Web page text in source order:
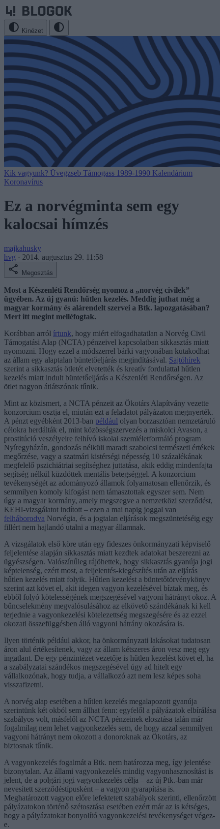
Kinézet
Kik vagyunk? Üvegzseb Támogass 1989-1990 Kalendárium
Koronavírus
Ez a norvégminta sem egy
kalocsai hímzés
majkahusky
hvg · 2014. augusztus 29. 11:58
Megosztás
Most a Készenléti Rendőrség nyomoz a „norvég civilek”
ügyében. Az új gyanú: hűtlen kezelés. Meddig juthat még a
magyar kormány és alárendelt szervei a Btk. lapozgatásában?
Mert itt megint melléfogtak.
Korábban arról írtunk, hogy miért elfogadhatatlan a Norvég Civil
Támogatási Alap (NCTA) pénzeivel kapcsolatban sikkasztás miatt
nyomozni. Hogy ezzel a módszerrel bárki vagyonában kutakodhat
az állam egy alaptalan büntetőeljárás megindításával. Sajtóhírek
szerint a sikkasztás ötletét elvetették és kreatív fordulattal hűtlen
kezelés miatt indult büntetőeljárás a Készenléti Rendőrségen. Az
ötlet nagyon átlátszónak tűnik.
Mint az közismert, a NCTA pénzeit az Ökotárs Alapítvány vezette
konzorcium osztja el, miután ezt a feladatot pályázaton megnyerték.
A pénzt egyébként 2013-ban például olyan borzasztóan nemzetáruló
célokra herdálták el, mint közösségszervezés a miskolci Avason, a
prostitúció veszélyeire felhívó iskolai szemléletformáló program
Nyíregyházán, gondozás nélküli maradt szabolcsi természeti értékek
megőrzése, vagy a szatmári kistérségi népesség 10 százalékának
megfelelő pszichiátriai segítséghez juttatása, akik eddig mindenfajta
segítség nélkül küzdöttek mentális betegséggel. A konzorcium
tevékenységét az adományozó államok folyamatosan ellenőrzik, és
semmilyen komoly kifogást nem támasztottak egyszer sem. Nem
úgy a magyar kormány, amely megszegve a nemzetközi szerződést,
KEHI-vizsgálatot indított – ezen a mai napig joggal van
felháborodva Norvégia, és a jogtalan eljárások megszüntetéséig egy
fillért nem hajlandó utalni a magyar államnak.
A vizsgálatok első köre után egy fideszes önkormányzati képviselő
feljelentése alapján sikkasztás miatt kezdtek adatokat beszerezni az
ügyészségen. Valószínűleg rájöhettek, hogy sikkasztás gyanúja jogi
képtelenség, ezért most, a feljelentés-kiegészítés után az eljárás
hűtlen kezelés miatt folyik. Hűtlen kezelést a büntetőtörvénykönyv
szerint azt követ el, akit idegen vagyon kezelésével bíztak meg, és
ebből folyó kötelességének megszegésével vagyoni hátrányt okoz. A
bűncselekmény megvalósulásához az elkövető szándékának ki kell
terjednie a vagyonkezelési kötelezettség megszegésére és az ezzel
okozati összefüggésben álló vagyoni hátrány okozására is.
Ilyen történik például akkor, ha önkormányzati lakásokat tudatosan
áron alul értékesítenek, vagy az állam kétszeres áron vesz meg egy
ingatlant. De egy pénzintézet vezetője is hűtlen kezelést követ el, ha
a szabályzatai szándékos megszegésével úgy ad hitelt egy
vállalkozónak, hogy tudja, a vállalkozó azt nem lesz képes soha
visszafizetni.
A norvég alap esetében a hűtlen kezelés megalapozott gyanúja
szerintünk két okból sem állhat fenn: egyfelől a pályázatok elbírálása
szabályos volt, másfelől az NCTA pénzeinek elosztása talán már
fogalmilag nem lehet vagyonkezelés sem, de hogy azzal semmilyen
vagyoni hátrányt nem okozott a donoroknak az Ökotárs, az
biztosnak tűnik.
A vagyonkezelés fogalmát a Btk. nem határozza meg, így jelentése
bizonytalan. Az állami vagyonkezelés mindig vagyonhasznosítást is
jelent, de a polgári jogi vagyonkezelés célja – az új Ptk.-ban már
nevesített szerződéstípusként – a vagyon gyarapítása is.
Meghatározott vagyon előre lefektetett szabályok szerinti, ellenőrzött
pályázatokon történő szétosztása esetében ezért már az is kétséges,
hogy a pályázatokat bonyolító vagyonkezelési tevékenységet végez-
e.